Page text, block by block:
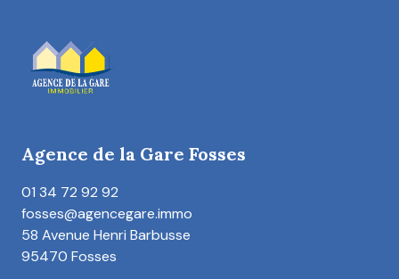
Agence de la Gare Fosses
01 34 72 92 92
fosses@agencegare.immo
58 Avenue Henri Barbusse
95470 Fosses